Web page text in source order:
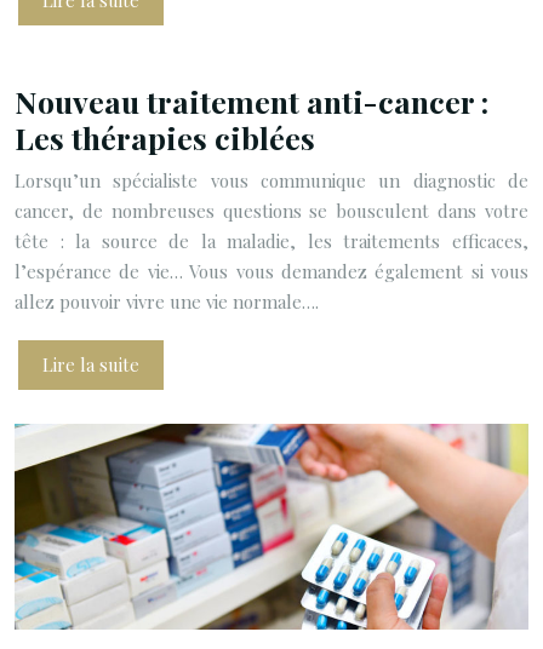
Nouveau traitement anti-cancer :
Les thérapies ciblées
Lorsqu’un spécialiste vous communique un diagnostic de
cancer, de nombreuses questions se bousculent dans votre
tête : la source de la maladie, les traitements efficaces,
l’espérance de vie… Vous vous demandez également si vous
allez pouvoir vivre une vie normale….
Lire la suite